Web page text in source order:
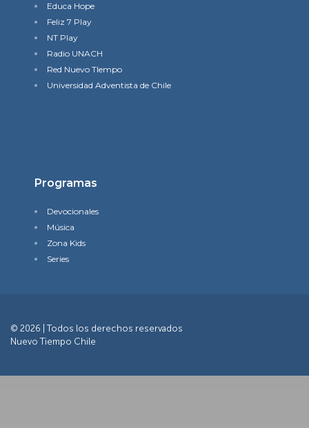
Educa Hope
Feliz 7 Play
NT Play
Radio UNACH
Red Nuevo TIempo
Universidad Adventista de Chile
Programas
Devocionales
Música
Zona Kids
Series
© 2026 | Todos los derechos reservados
Nuevo Tiempo Chile